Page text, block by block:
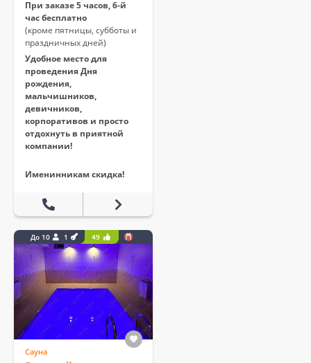
При заказе 5 часов, 6-й
час бесплатно
(кроме пятницы, субботы и
праздничных дней)
Удобное место для
проведения Дня
рождения,
мальчишников,
девичников,
корпоративов и просто
отдохнуть в приятной
компании!
Именинникам скидка!
До 10 1 49
Сауна